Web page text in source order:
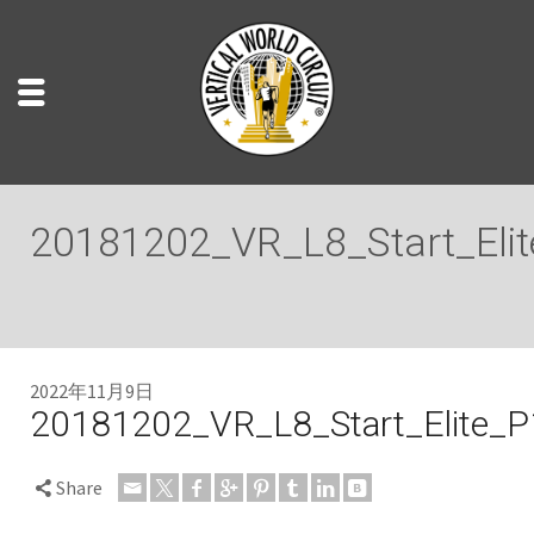
2022年11月9日
Share